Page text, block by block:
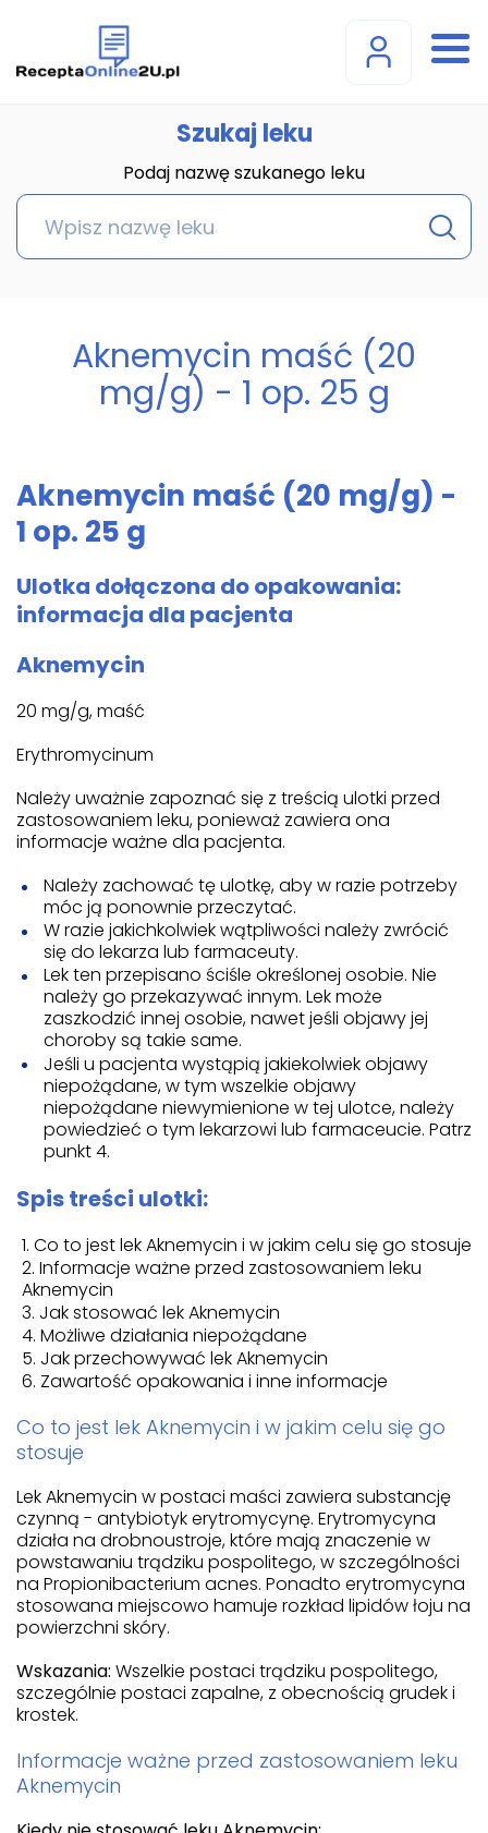
Szukaj leku
Podaj nazwę szukanego leku
Aknemycin maść (20
mg/g) - 1 op. 25 g
Aknemycin maść (20 mg/g) -
1 op. 25 g
Ulotka dołączona do opakowania:
informacja dla pacjenta
Aknemycin
20 mg/g, maść
Erythromycinum
Należy uważnie zapoznać się z treścią ulotki przed
zastosowaniem leku, ponieważ zawiera ona
informacje ważne dla pacjenta.
Należy zachować tę ulotkę, aby w razie potrzeby
móc ją ponownie przeczytać.
W razie jakichkolwiek wątpliwości należy zwrócić
się do lekarza lub farmaceuty.
Lek ten przepisano ściśle określonej osobie. Nie
należy go przekazywać innym. Lek może
zaszkodzić innej osobie, nawet jeśli objawy jej
choroby są takie same.
Jeśli u pacjenta wystąpią jakiekolwiek objawy
niepożądane, w tym wszelkie objawy
niepożądane niewymienione w tej ulotce, należy
powiedzieć o tym lekarzowi lub farmaceucie. Patrz
punkt 4.
Spis treści ulotki:
Co to jest lek Aknemycin i w jakim celu się go stosuje
Informacje ważne przed zastosowaniem leku
Aknemycin
Jak stosować lek Aknemycin
Możliwe działania niepożądane
Jak przechowywać lek Aknemycin
Zawartość opakowania i inne informacje
Co to jest lek Aknemycin i w jakim celu się go
stosuje
Lek Aknemycin w postaci maści zawiera substancję
czynną - antybiotyk erytromycynę. Erytromycyna
działa na drobnoustroje, które mają znaczenie w
powstawaniu trądziku pospolitego, w szczególności
na Propionibacterium acnes. Ponadto erytromycyna
stosowana miejscowo hamuje rozkład lipidów łoju na
powierzchni skóry.
Wskazania: Wszelkie postaci trądziku pospolitego,
szczególnie postaci zapalne, z obecnością grudek i
krostek.
Informacje ważne przed zastosowaniem leku
Aknemycin